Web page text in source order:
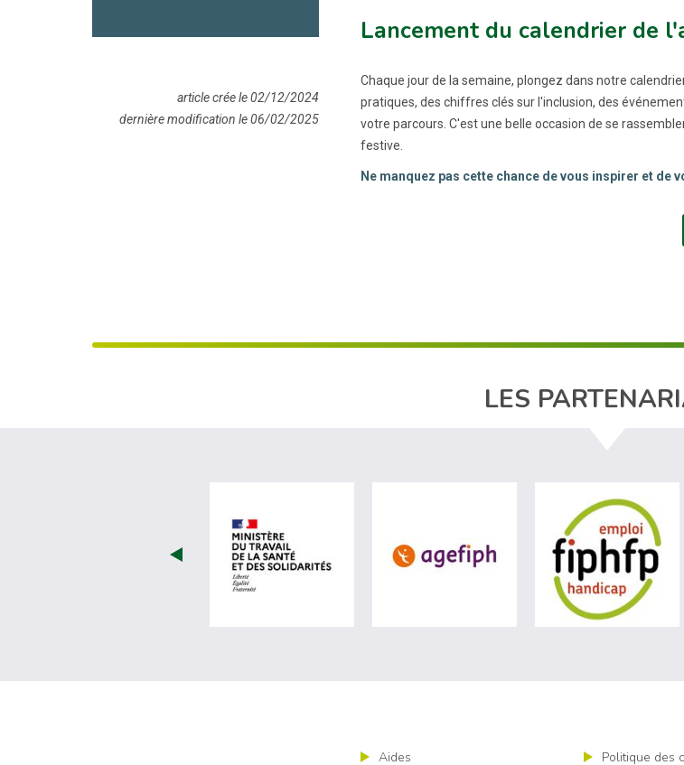
Lancement du calendrier de
Chaque jour de la semaine, plongez dans notre
pratiques, des chiffres clés sur l'inclusion, des
votre parcours. C'est une belle occasion de se
festive.
Ne manquez pas cette chance de vous inspirer et de
article crée le 02/12/2024
dernière modification le 06/02/2025
LES
visiter les site de Ministère du travail (nouvelle fenêtre)
visiter les site de Agefiph
Aides Politique des